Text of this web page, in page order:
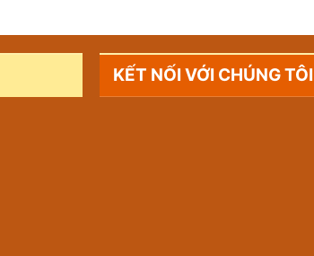
KẾT NỐI VỚI CHÚNG TÔI